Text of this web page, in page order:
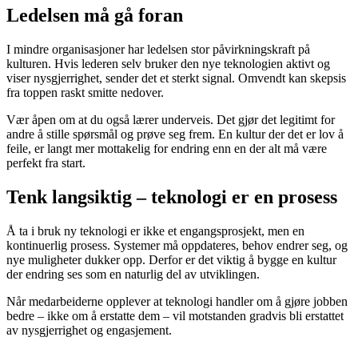
Ledelsen må gå foran
I mindre organisasjoner har ledelsen stor påvirkningskraft på
kulturen. Hvis lederen selv bruker den nye teknologien aktivt og
viser nysgjerrighet, sender det et sterkt signal. Omvendt kan skepsis
fra toppen raskt smitte nedover.
Vær åpen om at du også lærer underveis. Det gjør det legitimt for
andre å stille spørsmål og prøve seg frem. En kultur der det er lov å
feile, er langt mer mottakelig for endring enn en der alt må være
perfekt fra start.
Tenk langsiktig – teknologi er en prosess
Å ta i bruk ny teknologi er ikke et engangsprosjekt, men en
kontinuerlig prosess. Systemer må oppdateres, behov endrer seg, og
nye muligheter dukker opp. Derfor er det viktig å bygge en kultur
der endring ses som en naturlig del av utviklingen.
Når medarbeiderne opplever at teknologi handler om å gjøre jobben
bedre – ikke om å erstatte dem – vil motstanden gradvis bli erstattet
av nysgjerrighet og engasjement.